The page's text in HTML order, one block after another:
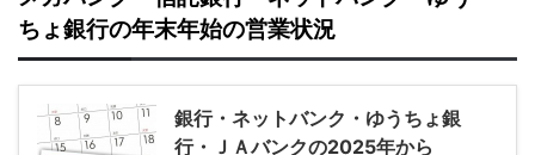
ちょ銀行の年末年始の営業状況
銀行・ネットバンク・ゆうちょ銀
行・ＪＡバンクの2025年から